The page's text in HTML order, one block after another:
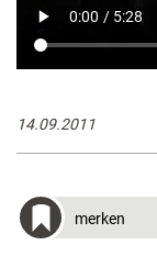
14.09.2011
merken